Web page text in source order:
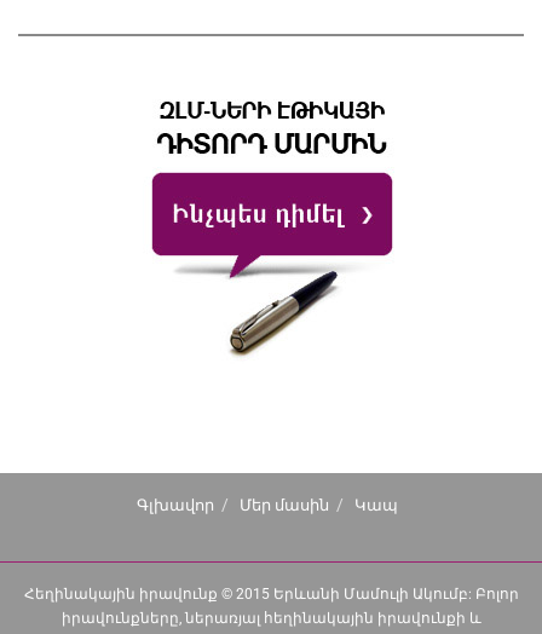
Գլխավոր Մեր մասին Կապ
Հեղինակային իրավունք © 2015 Երևանի Մամուլի Ակումբ: Բոլոր
իրավունքները, ներառյալ հեղինակային իրավունքի և